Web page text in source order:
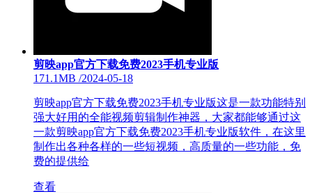
剪映app官方下载免费2023手机专业版
171.1MB /2024-05-18
剪映app官方下载免费2023手机专业版这是一款功能特别
强大好用的全能视频剪辑制作神器，大家都能够通过这
一款剪映app官方下载免费2023手机专业版软件，在这里
制作出各种各样的一些短视频，高质量的一些功能，免
费的提供给
查看